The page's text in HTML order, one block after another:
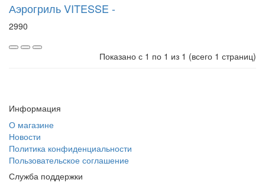
Аэрогриль VITESSE -
2990
Показано с 1 по 1 из 1 (всего 1 страниц)
Информация
О магазине
Новости
Политика конфиденциальности
Пользовательское соглашение
Служба поддержки